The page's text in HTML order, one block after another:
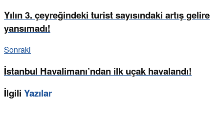
Yılın 3. çeyreğindeki turist sayısındaki artış gelire
yansımadı!
Sonraki
İstanbul Havalimanı’ndan ilk uçak havalandı!
İlgili Yazılar